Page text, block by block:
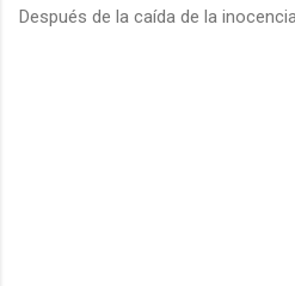
Después de la caída de la